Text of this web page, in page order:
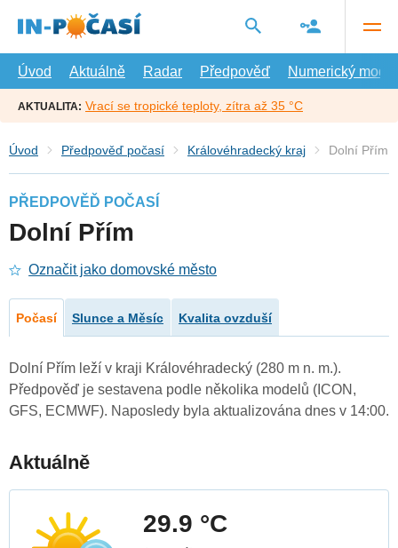
hlavní
Úvod
Aktuálně Radar Předpověď Numerický model
AKTUALITA: Vrací se tropické teploty, zítra až 35 °C
Úvod Předpověď počasí Královéhradecký kraj Dolní Přím
PŘEDPOVĚĎ POČASÍ
Dolní Přím
Označit jako domovské město
Počasí Slunce a Měsíc Kvalita ovzduší
Dolní Přím leží v kraji Královéhradecký (280 m n. m.).
Předpověď je sestavena podle několika modelů (ICON,
GFS, ECMWF). Naposledy byla aktualizována dnes v 14:00.
Aktuálně
29.9 °C